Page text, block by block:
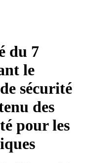
du 7
le
sécurité
des
pour les